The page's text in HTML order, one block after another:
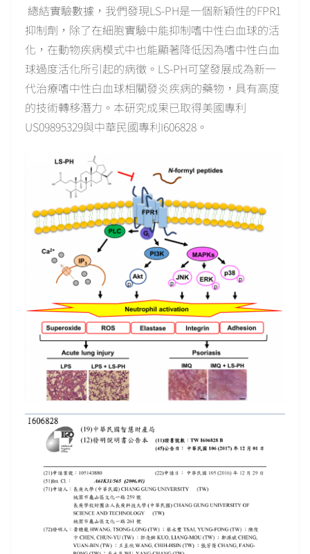
總結實驗數據，我們發現LS-PH是一個新穎性的FPR1
抑制劑，除了在細胞實驗中能抑制嗜中性白血球的活
化，在動物疾病模式中也能顯著降低因為嗜中性白血
球過度活化所引起的病徵。LS-PH可望發展成為新一
代治療嗜中性白血球相關發炎疾病的藥物，具有高度
的技術轉移潛力。本研究成果已取得美國專利
US09895329與中華民國專利I606828。